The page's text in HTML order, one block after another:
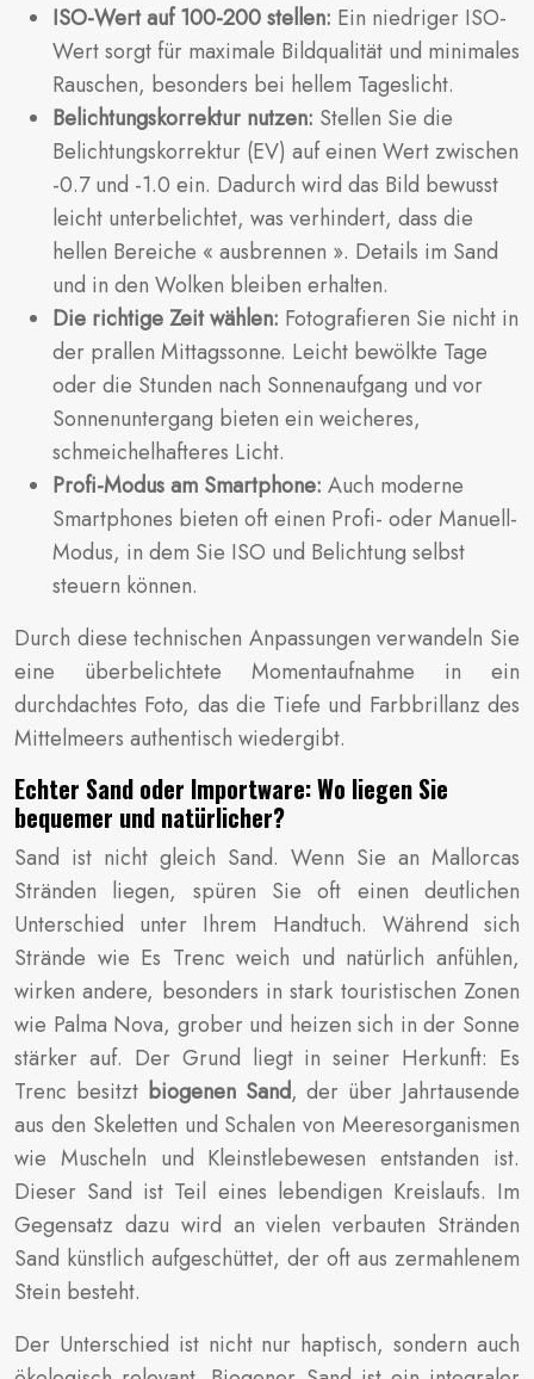
ISO-Wert auf 100-200 stellen: Ein niedriger ISO-
Wert sorgt für maximale Bildqualität und minimales
Rauschen, besonders bei hellem Tageslicht.
Belichtungskorrektur nutzen: Stellen Sie die
Belichtungskorrektur (EV) auf einen Wert zwischen
-0.7 und -1.0 ein. Dadurch wird das Bild bewusst
leicht unterbelichtet, was verhindert, dass die
hellen Bereiche « ausbrennen ». Details im Sand
und in den Wolken bleiben erhalten.
Die richtige Zeit wählen: Fotografieren Sie nicht in
der prallen Mittagssonne. Leicht bewölkte Tage
oder die Stunden nach Sonnenaufgang und vor
Sonnenuntergang bieten ein weicheres,
schmeichelhafteres Licht.
Profi-Modus am Smartphone: Auch moderne
Smartphones bieten oft einen Profi- oder Manuell-
Modus, in dem Sie ISO und Belichtung selbst
steuern können.
Durch diese technischen Anpassungen verwandeln Sie
eine überbelichtete Momentaufnahme in ein
durchdachtes Foto, das die Tiefe und Farbbrillanz des
Mittelmeers authentisch wiedergibt.
Echter Sand oder Importware: Wo liegen Sie
bequemer und natürlicher?
Sand ist nicht gleich Sand. Wenn Sie an Mallorcas
Stränden liegen, spüren Sie oft einen deutlichen
Unterschied unter Ihrem Handtuch. Während sich
Strände wie Es Trenc weich und natürlich anfühlen,
wirken andere, besonders in stark touristischen Zonen
wie Palma Nova, grober und heizen sich in der Sonne
stärker auf. Der Grund liegt in seiner Herkunft: Es
Trenc besitzt biogenen Sand, der über Jahrtausende
aus den Skeletten und Schalen von Meeresorganismen
wie Muscheln und Kleinstlebewesen entstanden ist.
Dieser Sand ist Teil eines lebendigen Kreislaufs. Im
Gegensatz dazu wird an vielen verbauten Stränden
Sand künstlich aufgeschüttet, der oft aus zermahlenem
Stein besteht.
Der Unterschied ist nicht nur haptisch, sondern auch